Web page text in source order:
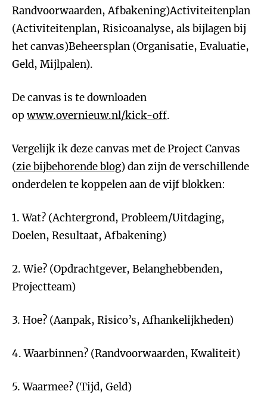
Randvoorwaarden, Afbakening)Activiteitenplan
(Activiteitenplan, Risicoanalyse, als bijlagen bij
het canvas)Beheersplan (Organisatie, Evaluatie,
Geld, Mijlpalen).
De canvas is te downloaden
op www.overnieuw.nl/kick-off.
Vergelijk ik deze canvas met de Project Canvas
(zie bijbehorende blog) dan zijn de verschillende
onderdelen te koppelen aan de vijf blokken:
1. Wat? (Achtergrond, Probleem/Uitdaging,
Doelen, Resultaat, Afbakening)
2. Wie? (Opdrachtgever, Belanghebbenden,
Projectteam)
3. Hoe? (Aanpak, Risico’s, Afhankelijkheden)
4. Waarbinnen? (Randvoorwaarden, Kwaliteit)
5. Waarmee? (Tijd, Geld)